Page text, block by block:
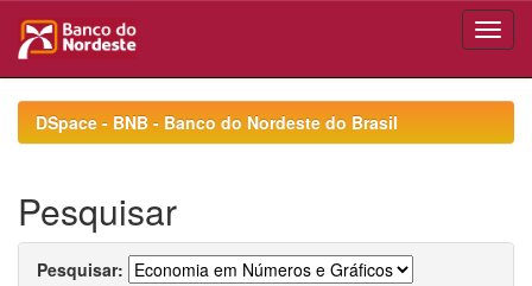
navigationDSpace - BNB - Banco do Nordeste do Brasil
Pesquisar
Pesquisar: